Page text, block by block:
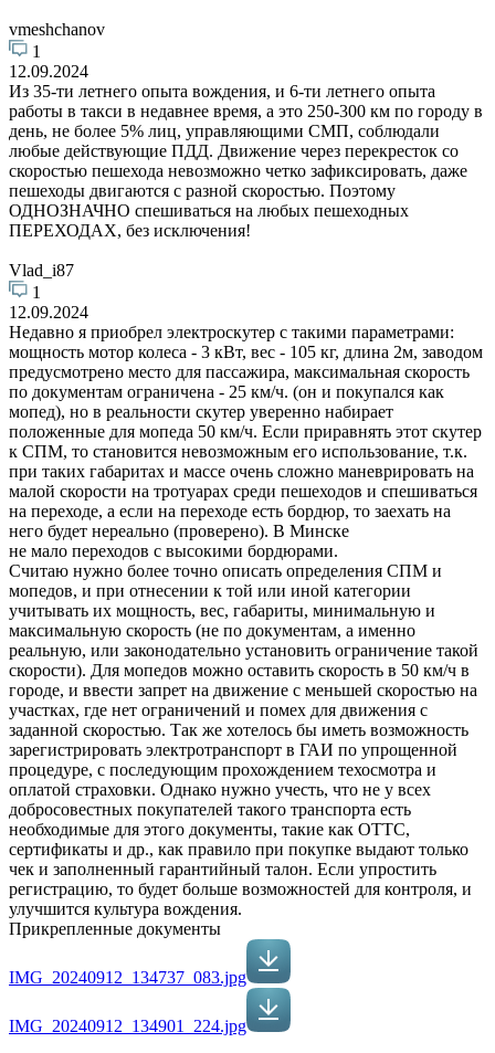
vmeshchanov
1
12.09.2024
Из 35-ти летнего опыта вождения, и 6-ти летнего опыта
работы в такси в недавнее время, а это 250-300 км по городу в
день, не более 5% лиц, управляющими СМП, соблюдали
любые действующие ПДД. Движение через перекресток со
скоростью пешехода невозможно четко зафиксировать, даже
пешеходы двигаются с разной скоростью. Поэтому
ОДНОЗНАЧНО спешиваться на любых пешеходных
ПЕРЕХОДАХ, без исключения!
Vlad_i87
1
12.09.2024
Недавно я приобрел электроскутер с такими параметрами:
мощность мотор колеса - 3 кВт, вес - 105 кг, длина 2м, заводом
предусмотрено место для пассажира, максимальная скорость
по документам ограничена - 25 км/ч. (он и покупался как
мопед), но в реальности скутер уверенно набирает
положенные для мопеда 50 км/ч. Если приравнять этот скутер
к СПМ, то становится невозможным его использование, т.к.
при таких габаритах и массе очень сложно маневрировать на
малой скорости на тротуарах среди пешеходов и спешиваться
на переходе, а если на переходе есть бордюр, то заехать на
него будет нереально (проверено). В Минске
не мало переходов с высокими бордюрами.
Считаю нужно более точно описать определения СПМ и
мопедов, и при отнесении к той или иной категории
учитывать их мощность, вес, габариты, минимальную и
максимальную скорость (не по документам, а именно
реальную, или законодательно установить ограничение такой
скорости). Для мопедов можно оставить скорость в 50 км/ч в
городе, и ввести запрет на движение с меньшей скоростью на
участках, где нет ограничений и помех для движения с
заданной скоростью. Так же хотелось бы иметь возможность
зарегистрировать электротранспорт в ГАИ по упрощенной
процедуре, с последующим прохождением техосмотра и
оплатой страховки. Однако нужно учесть, что не у всех
добросовестных покупателей такого транспорта есть
необходимые для этого документы, такие как ОТТС,
сертификаты и др., как правило при покупке выдают только
чек и заполненный гарантийный талон. Если упростить
регистрацию, то будет больше возможностей для контроля, и
улучшится культура вождения.
Прикрепленные документы
IMG_20240912_134737_083.jpg
IMG_20240912_134901_224.jpg